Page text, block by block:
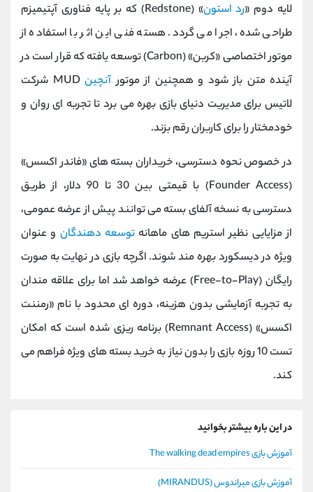
لایه دوم «رد استون
» (Redstone) که بر پایه فناوری آپتیمیزم
طراحی شده، اجرا می گردد. هسته فنی این اثر با استفاده از
موتور اختصاصی «کربن» (Carbon) توسعه یافته که قرار است در
آینده متن ‌باز شود و همچنین از موتورآنچین
MUD شرکت
لاتیس برای مدیریت دنیای بازی بهره می ‌برد تا تجربه ‌ای روان و
خودمختار را برای کاربران رقم بزند.
در خصوص نحوه دسترسی، خریداران بسته‌ های «فاندر اکسس»
(Founder Access) با قیمتی بین 30 تا 90 دلار، از طریق
دسترسی به نسخه آلفای بسته می ‌توانند پیش از عرضه عمومی،
از مزایایی نظیر استریم‌ های ماهانه توسعه‌ دهندگان و عنوان
ویژه در دیسکورد بهره ‌مند شوند. اگرچه بازی در نهایت به ‌صورت
رایگان (Free-to-Play) عرضه خواهد شد اما برای علاقه ‌مندان
به تجربه آزمایشی بدون هزینه، دوره ‌ای محدود با نام «رمننت
اکسس» (Remnant Access) برنامه‌ ریزی شده است که امکان
تست 10 روزه بازی را بدون نیاز به خرید بسته‌ های ویژه فراهم می
کند.
در این باره بیشتر بخوانید
آموزش بازی The walking dead empires
آموزش بازی میراندوس (MIRANDUS)